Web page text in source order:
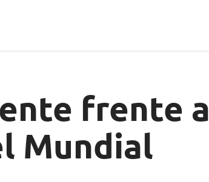
frente a
Mundial